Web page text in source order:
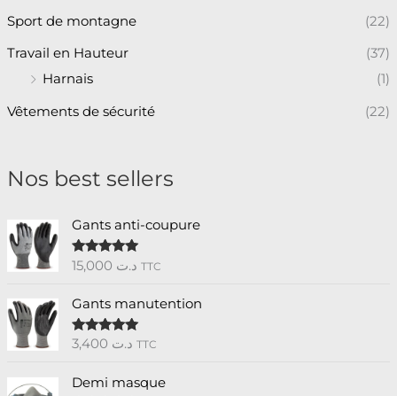
Sport de montagne (22)
Travail en Hauteur
(37)
Harnais
(1)
Vêtements de sécurité (22)
Nos best sellers
Gants anti-coupure
Note5.00د.ت TTC
Gants manutention
Note5.00د.ت TTC
Demi masque